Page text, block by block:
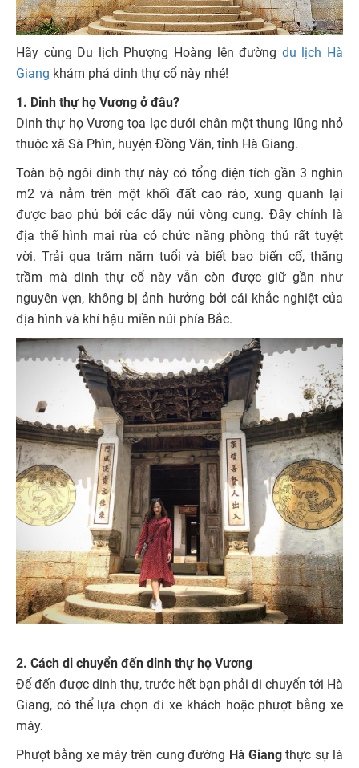
Hãy cùng Du lịch Phượng Hoàng lên đường du lịch Hà
Giang khám phá dinh thự cổ này nhé!
1. Dinh thự họ Vương ở đâu?
Dinh thự họ Vương tọa lạc dưới chân một thung lũng nhỏ
thuộc xã Sà Phìn, huyện Đồng Văn, tỉnh Hà Giang.
Toàn bộ ngôi dinh thự này có tổng diện tích gần 3 nghìn
m2 và nằm trên một khối đất cao ráo, xung quanh lại
được bao phủ bởi các dãy núi vòng cung. Đây chính là
địa thế hình mai rùa có chức năng phòng thủ rất tuyệt
vời. Trải qua trăm năm tuổi và biết bao biến cố, thăng
trầm mà dinh thự cổ này vẫn còn được giữ gần như
nguyên vẹn, không bị ảnh hưởng bởi cái khắc nghiệt của
địa hình và khí hậu miền núi phía Bắc.
2. Cách di chuyển đến dinh thự họ Vương
Để đến được dinh thự, trước hết bạn phải di chuyển tới Hà
Giang, có thể lựa chọn đi xe khách hoặc phượt bằng xe
máy.
Phượt bằng xe máy trên cung đường Hà Giangthực sự là